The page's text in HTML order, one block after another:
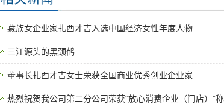
藏族女企业家扎西才吉入选中国经济女性年度人物
三江源头的黑颈鹤
董事长扎西才吉女士荣获全国商业优秀创业企业家
热烈祝贺我公司第二分公司荣获“放心消费企业（门店）”